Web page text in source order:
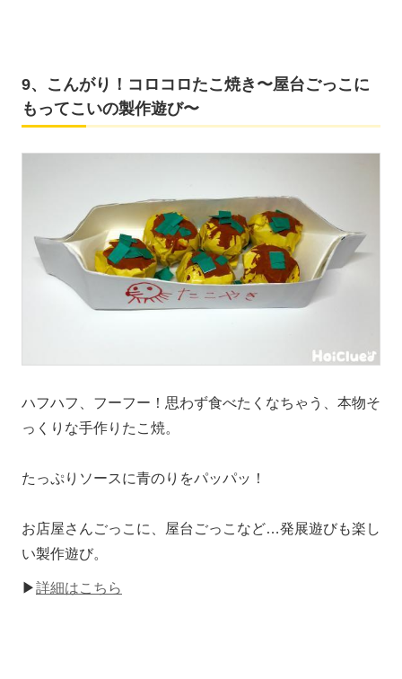
9、こんがり！コロコロたこ焼き〜屋台ごっこに
もってこいの製作遊び〜
ハフハフ、フーフー！思わず食べたくなちゃう、本物そ
っくりな手作りたこ焼。
たっぷりソースに青のりをパッパッ！
お店屋さんごっこに、屋台ごっこなど…発展遊びも楽し
い製作遊び。
▶詳細はこちら